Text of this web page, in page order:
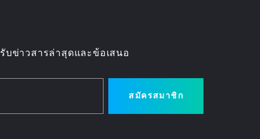
รับข่าวสารล่าสุดและข้อเสนอ
สมัครสมาชิก